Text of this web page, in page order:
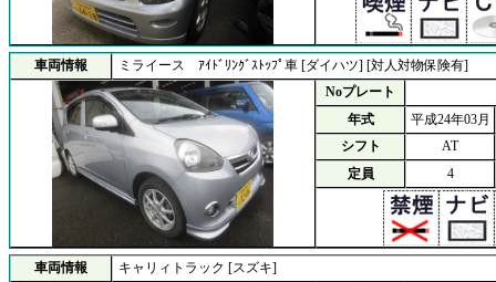
車両情報
ミライース ｱｲﾄﾞﾘﾝｸﾞｽﾄｯﾌﾟ車 [ダイハツ] [対人対物保険有]
Noプレート
年式
平成24年03月
シフト
AT
定員
4
車両情報
キャリィトラック [スズキ]